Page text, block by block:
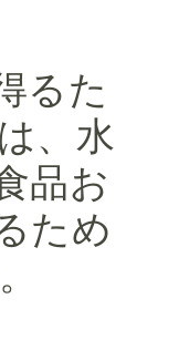
るた
、水
品お
ため